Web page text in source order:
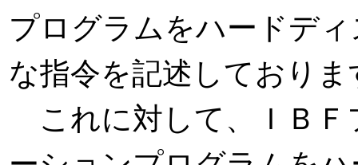
プログラムをハードデ
な指令を記述しておりま
これに対して、ＩＢＦ